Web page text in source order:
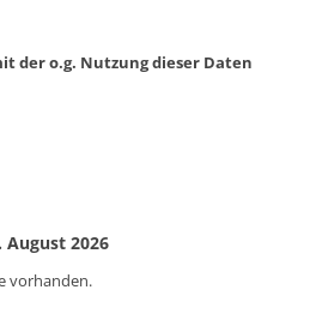
der o.g. Nutzung dieser Daten
August 2026
vorhanden.